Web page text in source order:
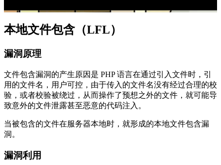
本地文件包含（LFL）
漏洞原理
文件包含漏洞的产生原因是 PHP 语言在通过引入文件时，引
用的文件名，用户可控，由于传入的文件名没有经过合理的校
验，或者校验被绕过，从而操作了预想之外的文件，就可能导
致意外的文件泄露甚至恶意的代码注入。
当被包含的文件在服务器本地时，就形成的本地文件包含漏
洞。
漏洞利用